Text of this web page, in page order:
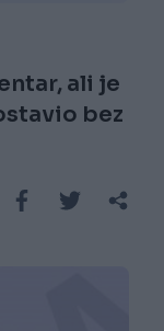
ali je
bez